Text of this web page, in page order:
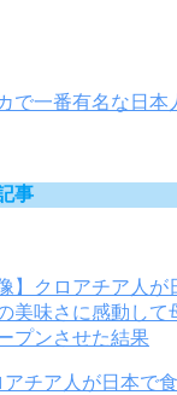
で一番有名な日本
事
アチア人が日本で